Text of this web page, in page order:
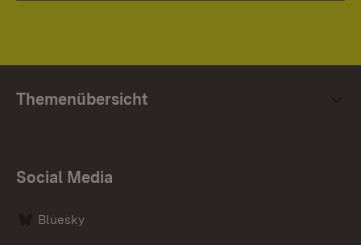
Themenübersicht
Social Media
Bluesky